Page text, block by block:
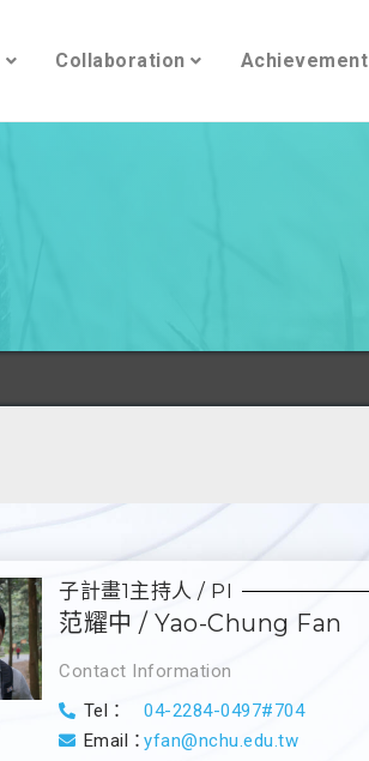
Collaboration Achievement
子計畫1主持人 / PI
范耀中 / Yao-Chung Fan
Contact Information
Tel：
04-2284-0497#704
Email：yfan@nchu.edu.tw